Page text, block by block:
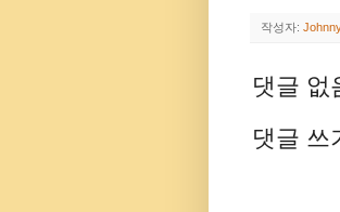
작성자:
댓글 없
댓글 쓰